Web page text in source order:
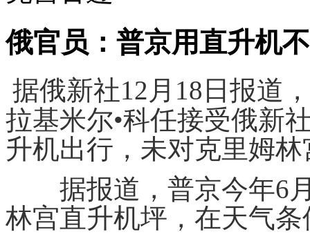
俄官员：普京用直升机
据俄新社12月18日报道
拉基米尔•科任接受俄新
升机出行，未对克里姆
据报道，普京今年6月
林宫直升机坪，在天气